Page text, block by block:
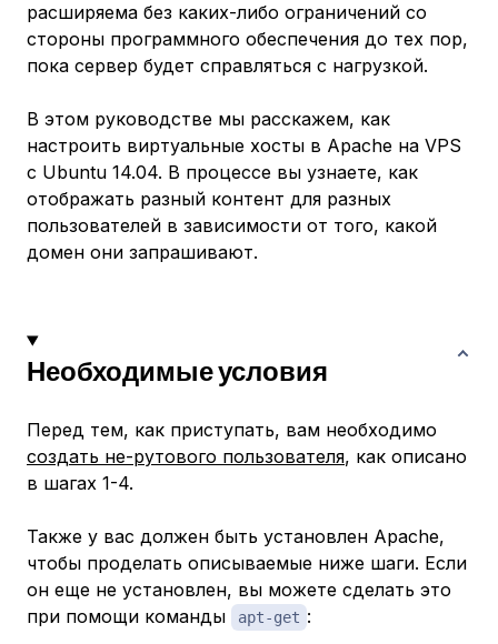
расширяема без каких-либо ограничений со
стороны программного обеспечения до тех пор,
пока сервер будет справляться с нагрузкой.
В этом руководстве мы расскажем, как
настроить виртуальные хосты в Apache на VPS
с Ubuntu 14.04. В процессе вы узнаете, как
отображать разный контент для разных
пользователей в зависимости от того, какой
домен они запрашивают.
Необходимые условия
Перед тем, как приступать, вам необходимо
создать не-рутового пользователя, как описано
в шагах 1-4.
Также у вас должен быть установлен Apache,
чтобы проделать описываемые ниже шаги. Если
он еще не установлен, вы можете сделать это
при помощи команды
apt-get :